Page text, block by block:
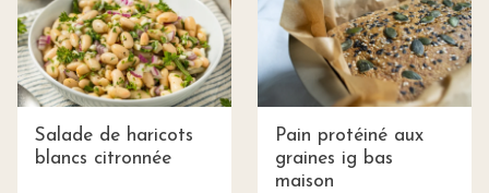
Salade de haricots
blancs citronnée
Pain protéiné aux
graines ig bas
maison